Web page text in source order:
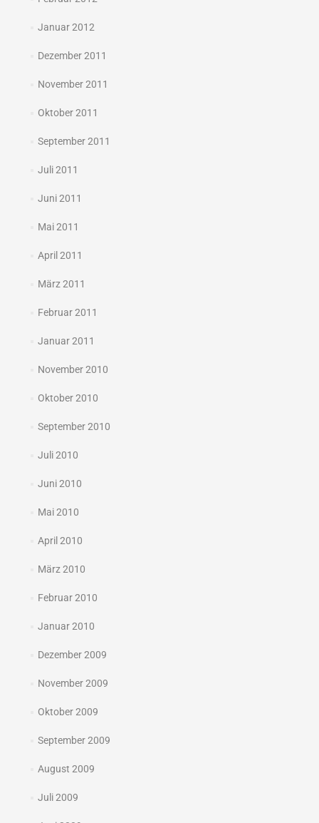
Januar 2012
Dezember 2011
November 2011
Oktober 2011
September 2011
Juli 2011
Juni 2011
Mai 2011
April 2011
März 2011
Februar 2011
Januar 2011
November 2010
Oktober 2010
September 2010
Juli 2010
Juni 2010
Mai 2010
April 2010
März 2010
Februar 2010
Januar 2010
Dezember 2009
November 2009
Oktober 2009
September 2009
August 2009
Juli 2009